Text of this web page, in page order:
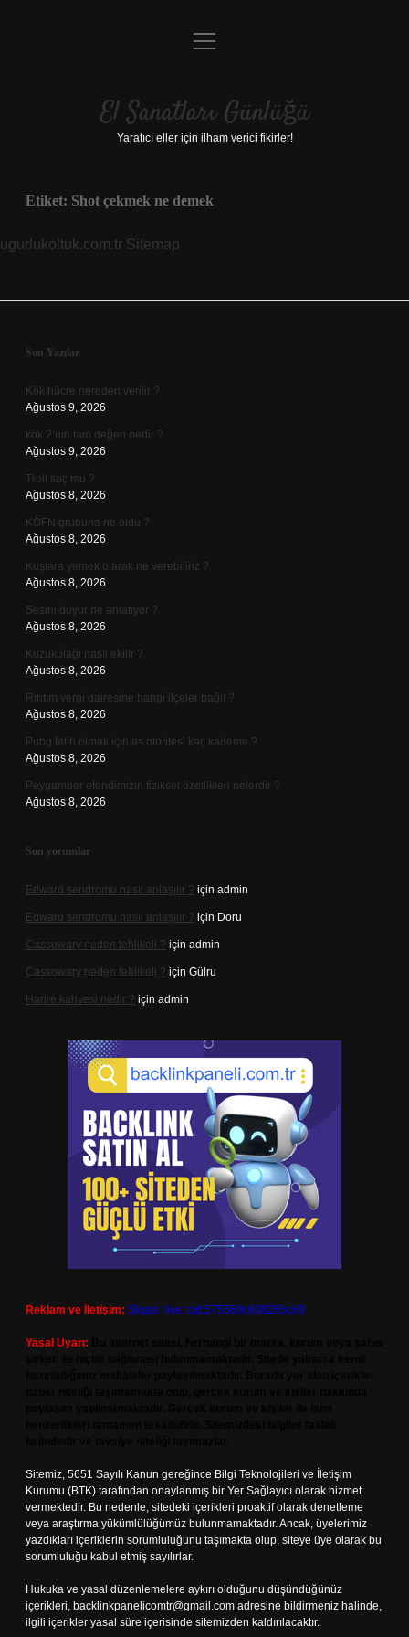
Anasayfa
Yasal Uyarı
menüyü
El Sanatları Günlüğü
Yaratıcı eller için ilham verici fikirler!
Etiket: Shot çekmek ne demek
ugurlukoltuk.com.tr Sitemap
Sidebar
Son Yazılar
Kök hücre nereden verilir ?
Ağustos 9, 2026
kök 2’nin tam değeri nedir ?
Ağustos 9, 2026
Troll suç mu ?
Ağustos 8, 2026
KÖFN grubuna ne oldu ?
Ağustos 8, 2026
Kuşlara yemek olarak ne verebiliriz ?
Ağustos 8, 2026
Sesini duyur ne anlatıyor ?
Ağustos 8, 2026
Kuzukulağı nasıl ekilir ?
Ağustos 8, 2026
Rıhtım vergi dairesine hangi ilçeler bağlı ?
Ağustos 8, 2026
Pubg fatih olmak için as otoritesi kaç kademe ?
Ağustos 8, 2026
Peygamber efendimizin fiziksel özellikleri nelerdir ?
Ağustos 8, 2026
Son yorumlar
Edward sendromu nasıl anlaşılır ? için admin
Edward sendromu nasıl anlaşılır ? için Doru
Cassowary neden tehlikeli ? için admin
Cassowary neden tehlikeli ? için Gülru
Harire kahvesi nedir ? için admin
Reklam ve İletişim: Skype: live:.cid.575569c608265c69
Yasal Uyarı:
Sitemiz, 5651 Sayılı Kanun gereğince Bilgi Teknolojileri ve İletişim
Kurumu (BTK) tarafından onaylanmış bir Yer Sağlayıcı olarak hizmet
vermektedir. Bu nedenle, sitedeki içerikleri proaktif olarak denetleme
veya araştırma yükümlülüğümüz bulunmamaktadır. Ancak, üyelerimiz
yazdıkları içeriklerin sorumluluğunu taşımakta olup, siteye üye olarak bu
sorumluluğu kabul etmiş sayılırlar.
Hukuka ve yasal düzenlemelere aykırı olduğunu düşündüğünüz
içerikleri, backlinkpanelicomtr@gmail.com adresine bildirmeniz halinde,
ilgili içerikler yasal süre içerisinde sitemizden kaldırılacaktır.